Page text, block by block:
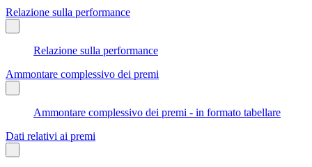
Relazione sulla performance
Relazione sulla performance
Ammontare complessivo dei premi
Ammontare complessivo dei premi - in formato tabellare
Dati relativi ai premi